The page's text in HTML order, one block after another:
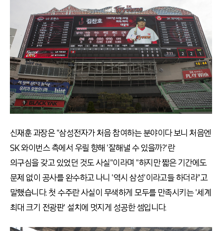
신재훈 과장은 "삼성전자가 처음 참여하는 분야이다 보니 처음엔
SK 와이번스 측에서 우릴 향해 '잘해낼 수 있을까?'란
의구심을 갖고 있었던 것도 사실"이라며 "하지만 짧은 기간에도
문제 없이 공사를 완수하고 나니 '역시 삼성'이라고들 하더라"고
말했습니다. 첫 수주란 사실이 무색하게 모두를 만족시키는 '세계
최대 크기 전광판' 설치에 멋지게 성공한 셈입니다.